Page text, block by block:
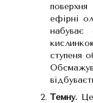
ефірні
набуває
ступеня
Темну.